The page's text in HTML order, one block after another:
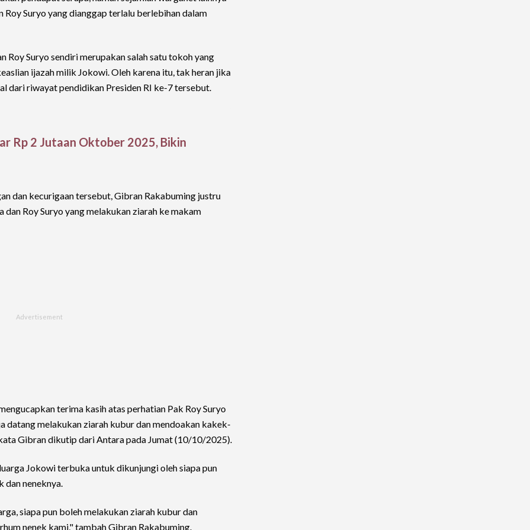
Suryo yang dianggap terlalu berlebihan dalam
Roy Suryo sendiri merupakan salah satu tokoh yang
ijazah milik Jokowi. Oleh karena itu, tak heran jika
dari riwayat pendidikan Presiden RI ke-7 tersebut.
Rp 2 Jutaan Oktober 2025, Bikin
dan kecurigaan tersebut, Gibran Rakabuming justru
Roy Suryo yang melakukan ziarah ke makam
terima kasih atas perhatian Pak Roy Suryo
datang melakukan ziarah kubur dan mendoakan kakek-
Gibran dikutip dari Antara pada Jumat (10/10/2025).
Jokowi terbuka untuk dikunjungi oleh siapa pun
dan neneknya.
siapa pun boleh melakukan ziarah kubur dan
nenek kami," tambah Gibran Rakabuming.